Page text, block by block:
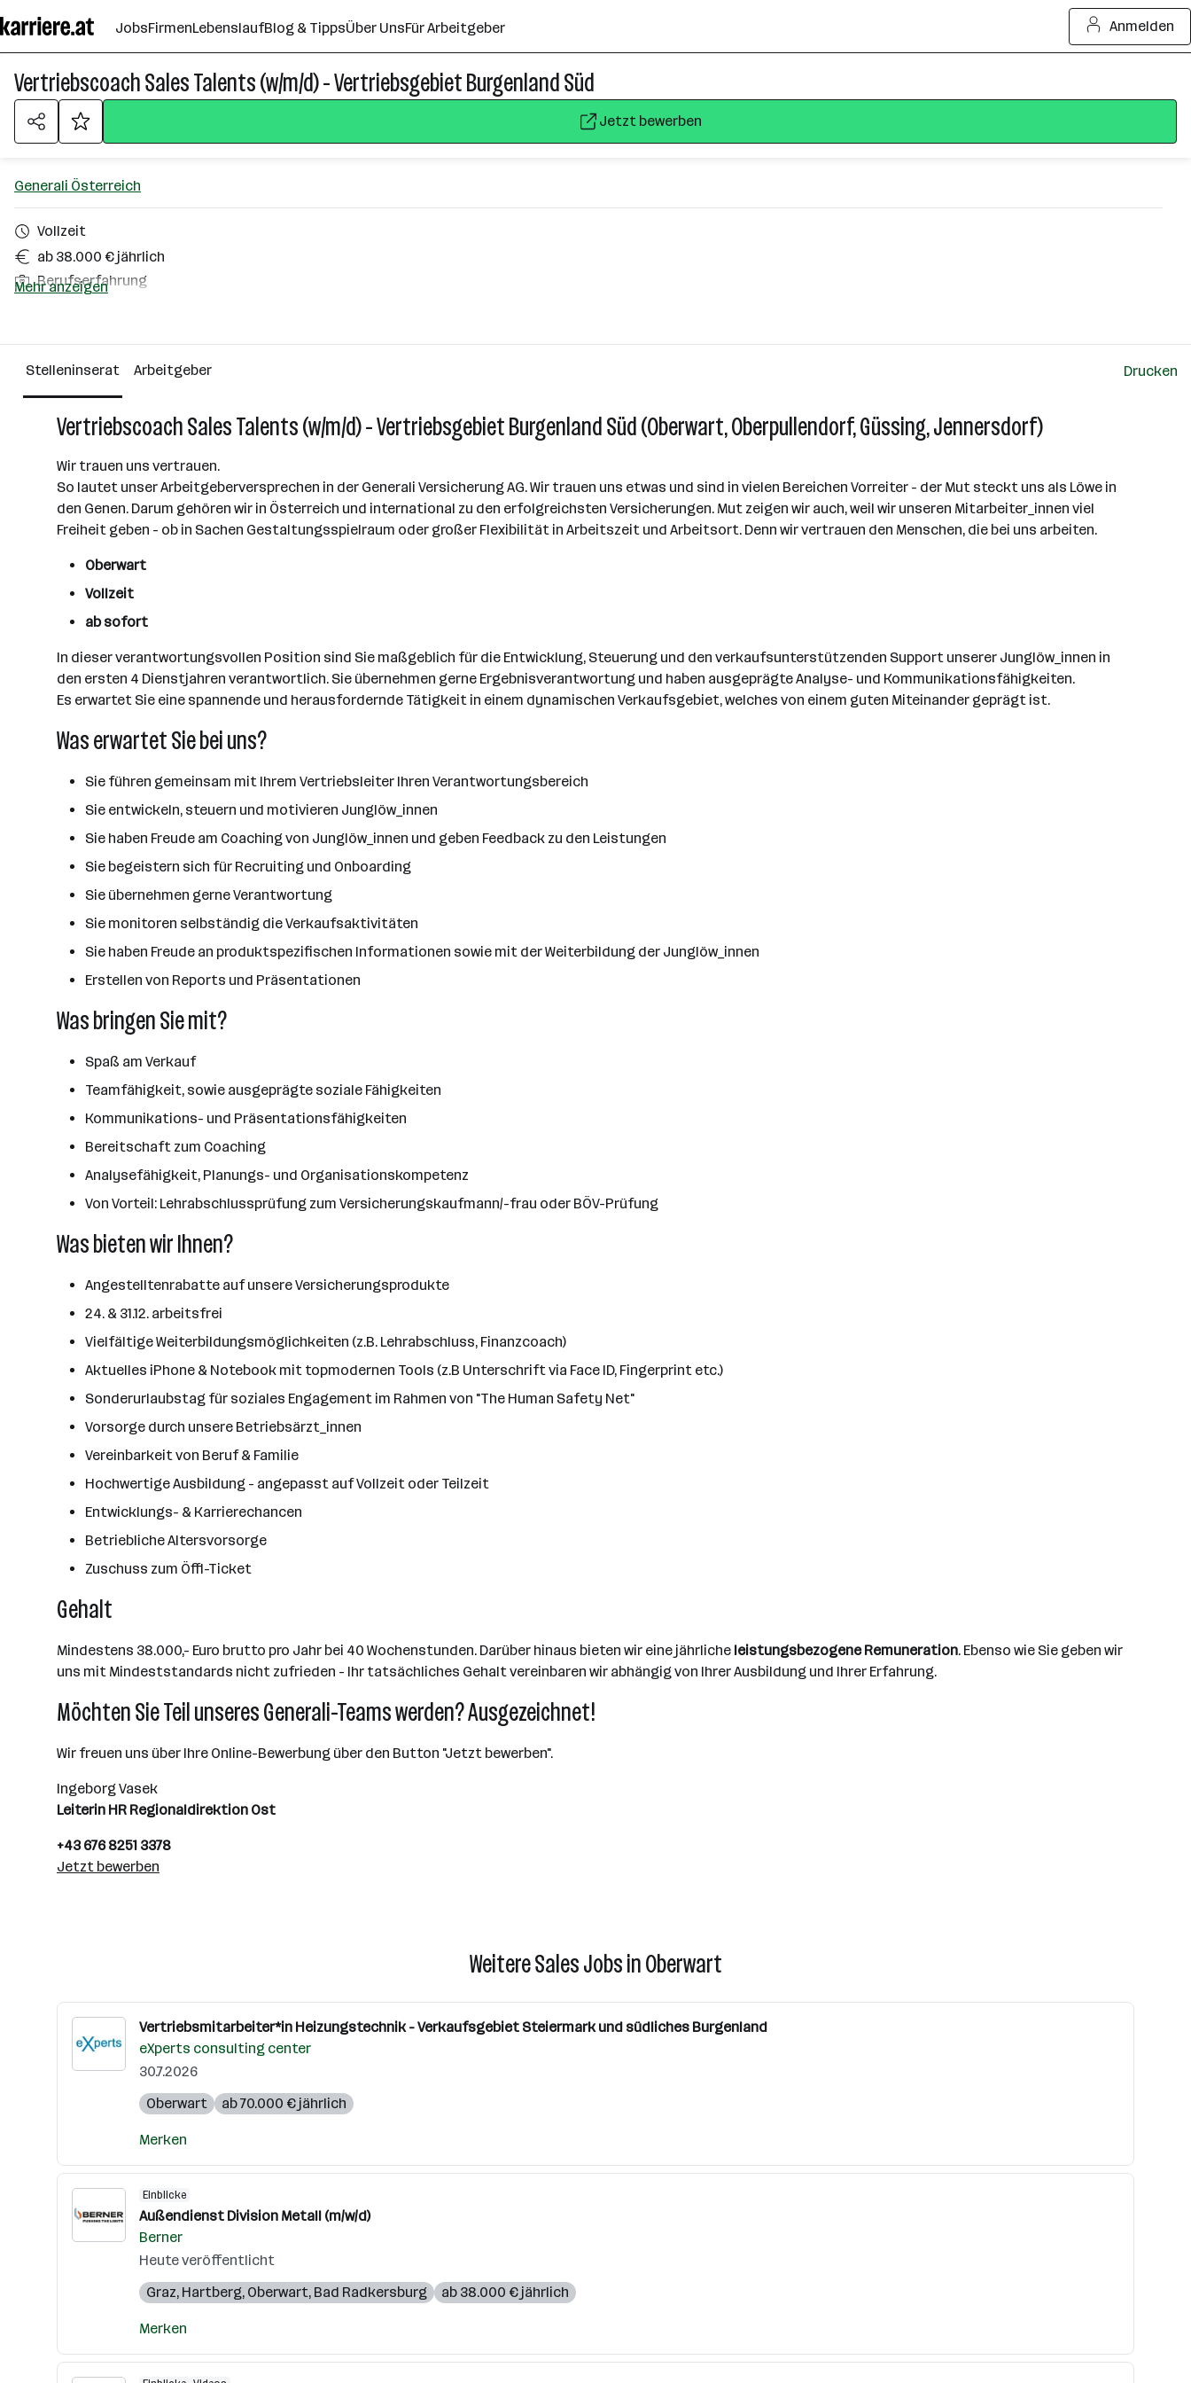
Seiteninhalt
springen
JobsFirmenLebenslaufBlog & TippsÜber UnsFür Arbeitgeber Anmelden
Vertriebscoach Sales Talents (w/m/d) - Vertriebsgebiet Burgenland Süd
Jetzt bewerben
Generali Österreich
Vollzeit
ab 38.000 € jährlich
Berufserfahrung
Über das Unternehmen
2501 - 10000 Mitarbeiter*innen
Wien
Mehr anzeigen
Stelleninserat Arbeitgeber Drucken
Vertriebscoach Sales Talents (w/m/d) - Vertriebsgebiet Burgenland Süd (Oberwart, Oberpullendorf, Güssing, Jennersdorf)
Wir trauen uns vertrauen.
So lautet unser Arbeitgeberversprechen in der Generali Versicherung AG. Wir trauen uns etwas und sind in vielen Bereichen Vorreiter - der Mut steckt uns als Löwe in
den Genen. Darum gehören wir in Österreich und international zu den erfolgreichsten Versicherungen. Mut zeigen wir auch, weil wir unseren Mitarbeiter_innen viel
Freiheit geben - ob in Sachen Gestaltungsspielraum oder großer Flexibilität in Arbeitszeit und Arbeitsort. Denn wir vertrauen den Menschen, die bei uns arbeiten.
Oberwart
Vollzeit
ab sofort
In dieser verantwortungsvollen Position sind Sie maßgeblich für die Entwicklung, Steuerung und den verkaufsunterstützenden Support unserer Junglöw_innen in
den ersten 4 Dienstjahren verantwortlich. Sie übernehmen gerne Ergebnisverantwortung und haben ausgeprägte Analyse- und Kommunikationsfähigkeiten.
Es erwartet Sie eine spannende und herausfordernde Tätigkeit in einem dynamischen Verkaufsgebiet, welches von einem guten Miteinander geprägt ist.
Was erwartet Sie bei uns?
Sie führen gemeinsam mit Ihrem Vertriebsleiter Ihren Verantwortungsbereich
Sie entwickeln, steuern und motivieren Junglöw_innen
Sie haben Freude am Coaching von Junglöw_innen und geben Feedback zu den Leistungen
Sie begeistern sich für Recruiting und Onboarding
Sie übernehmen gerne Verantwortung
Sie monitoren selbständig die Verkaufsaktivitäten
Sie haben Freude an produktspezifischen Informationen sowie mit der Weiterbildung der Junglöw_innen
Erstellen von Reports und Präsentationen
Was bringen Sie mit?
Spaß am Verkauf
Teamfähigkeit, sowie ausgeprägte soziale Fähigkeiten
Kommunikations- und Präsentationsfähigkeiten
Bereitschaft zum Coaching
Analysefähigkeit, Planungs- und Organisationskompetenz
Von Vorteil: Lehrabschlussprüfung zum Versicherungskaufmann/-frau oder BÖV-Prüfung
Was bieten wir Ihnen?
Angestelltenrabatte auf unsere Versicherungsprodukte
​24. & 31.12. arbeitsfrei
Vielfältige Weiterbildungsmöglichkeiten (z.B. Lehrabschluss, Finanzcoach)
Aktuelles iPhone & Notebook mit topmodernen Tools (z.B Unterschrift via Face ID, Fingerprint etc.)
Sonderurlaubstag für soziales Engagement im Rahmen von "The Human Safety Net"
Vorsorge durch unsere Betriebsärzt_innen
Vereinbarkeit von Beruf & Familie
Hochwertige Ausbildung - angepasst auf Vollzeit oder Teilzeit
Entwicklungs- & Karrierechancen
Betriebliche Altersvorsorge
Zuschuss zum Öffi-Ticket
Gehalt
Mindestens 38.000,- Euro brutto pro Jahr bei 40 Wochenstunden. Darüber hinaus bieten wir eine jährliche leistungsbezogene Remuneration. Ebenso wie Sie geben wir
uns mit Mindeststandards nicht zufrieden - Ihr tatsächliches Gehalt vereinbaren wir abhängig von Ihrer Ausbildung und Ihrer Erfahrung.
Möchten Sie Teil unseres Generali-Teams werden? Ausgezeichnet!
Wir freuen uns über Ihre Online-Bewerbung über den Button "Jetzt bewerben".
Ingeborg Vasek
Leiterin HR Regionaldirektion Ost
+43 676 8251 3378
Jetzt bewerben
Weitere Sales Jobs in Oberwart
Vertriebsmitarbeiter*in Heizungstechnik - Verkaufsgebiet Steiermark und südliches Burgenland
eXperts consulting center
30.7.2026
Oberwart
ab 70.000 € jährlich
Merken
Einblicke
Außendienst Division Metall (m/w/d)
Berner
Heute veröffentlicht
Graz, Hartberg, Oberwart, Bad Radkersburg ab 38.000 € jährlich
Merken